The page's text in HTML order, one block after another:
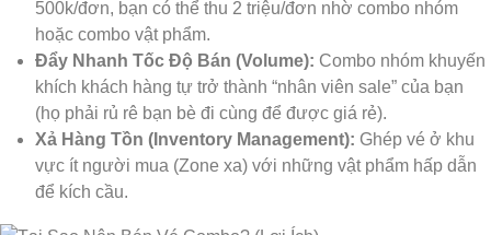
500k/đơn, bạn có thể thu 2 triệu/đơn nhờ combo nhóm
hoặc combo vật phẩm.
Đẩy Nhanh Tốc Độ Bán (Volume): Combo nhóm khuyến
khích khách hàng tự trở thành “nhân viên sale” của bạn
(họ phải rủ rê bạn bè đi cùng để được giá rẻ).
Xả Hàng Tồn (Inventory Management): Ghép vé ở khu
vực ít người mua (Zone xa) với những vật phẩm hấp dẫn
để kích cầu.